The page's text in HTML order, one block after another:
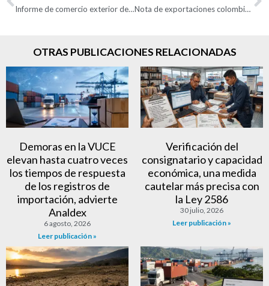
Informe de comercio exterior de Zonas Francas Agosto 2023 Nota de exportaciones colombianas – Septiembre de 2023
OTRAS PUBLICACIONES RELACIONADAS
Demoras en la VUCE
elevan hasta cuatro veces
los tiempos de respuesta
de los registros de
importación, advierte
Analdex
6 agosto, 2026
Leer publicación »
Verificación del
consignatario y capacidad
económica, una medida
cautelar más precisa con
la Ley 2586
30 julio, 2026
Leer publicación »